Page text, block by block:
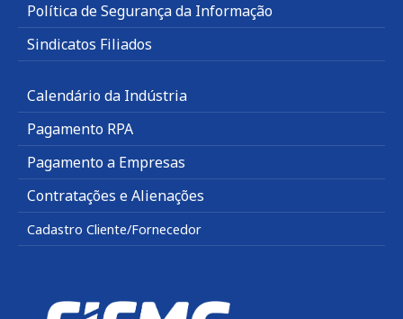
Política de Segurança da Informação
Sindicatos Filiados
Calendário da Indústria
Pagamento RPA
Pagamento a Empresas
Contratações e Alienações
Cadastro Cliente/Fornecedor